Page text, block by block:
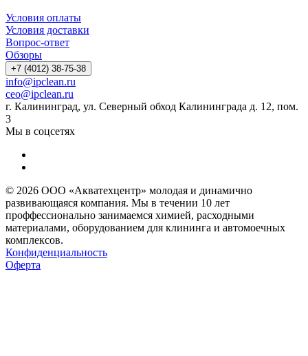
Условия оплаты
Условия доставки
Вопрос-ответ
Обзоры
+7 (4012) 38-75-38
info@ipclean.ru
ceo@ipclean.ru
г. Калининград, ул. Северный обход Калининграда д. 12, пом.
3
Мы в соцсетях
© 2026 ООО «Акватехцентр» молодая и динамично
развивающаяся компания. Мы в течении 10 лет
проффессионально занимаемся химией, расходными
материалами, оборудованием для клининга и автомоечных
комплексов.
Конфиденциальность
Оферта